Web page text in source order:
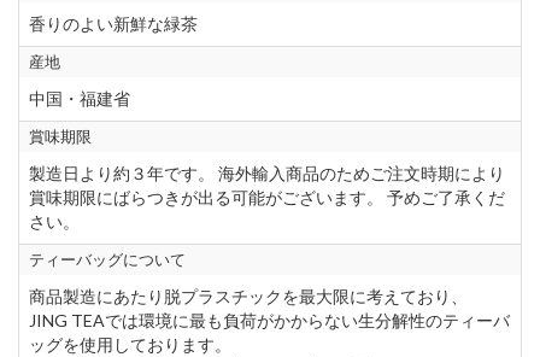
香りのよい新鮮な緑茶
産地
中国・福建省
賞味期限
製造日より約３年です。 海外輸入商品のためご注文時期により
賞味期限にばらつきが出る可能がございます。 予めご了承くだ
さい。
ティーバッグについて
商品製造にあたり脱プラスチックを最大限に考えており、
JING TEAでは環境に最も負荷がかからない生分解性のティーバ
ッグを使用しております。